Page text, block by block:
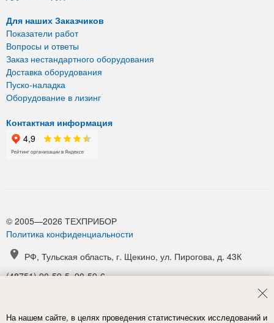
Для наших Заказчиков
Показатели работ
Вопросы и ответы
Заказ нестандартного оборудования
Доставка оборудования
Пуско-наладка
Оборудование в лизинг
Контактная информация
© 2005—2026 ТЕХПРИБОР
Политика конфиденциальности
РФ, Тульская область, г. Щекино, ул. Пирогова, д. 43К
(48751) 90-59-5, 90-59-6
На нашем сайте, в целях проведения статистических исследований и